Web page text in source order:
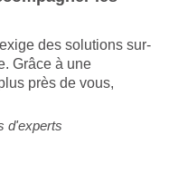
les
des solutions sur-
Grâce à une
près de vous,